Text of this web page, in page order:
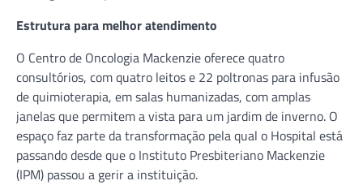
Estrutura para melhor atendimento
O Centro de Oncologia Mackenzie oferece quatro
consultórios, com quatro leitos e 22 poltronas para infusão
de quimioterapia, em salas humanizadas, com amplas
janelas que permitem a vista para um jardim de inverno. O
espaço faz parte da transformação pela qual o Hospital está
passando desde que o Instituto Presbiteriano Mackenzie
(IPM) passou a gerir a instituição.